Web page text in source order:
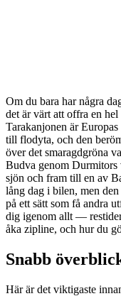
Om du bara har några
det är värt att offra en
Tarakanjonen är
till flodyta, och den
över det smaragdgröna
Budva genom Durmitors
sjön och fram till en av
lång dag i bilen, men
på ett sätt som få andra
dig igenom allt —
åka zipline, och hur du
Snabb
Här är det viktigaste